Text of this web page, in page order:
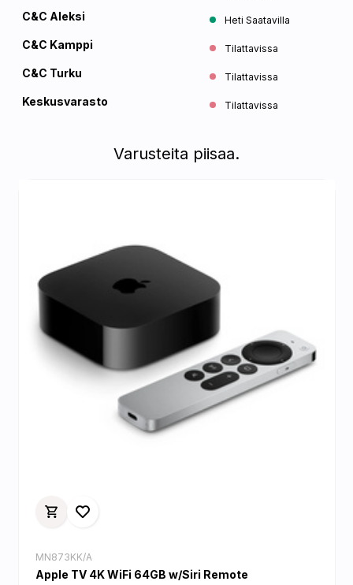
C&C Aleksi Heti Saatavilla
C&C Kamppi Tilattavissa
C&C Turku Tilattavissa
Keskusvarasto Tilattavissa
Varusteita piisaa.
MN873KK/A
Apple TV 4K WiFi 64GB w/Siri Remote